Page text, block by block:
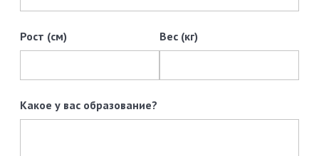
Рост (см) Вес (кг)
Какое у вас образование?